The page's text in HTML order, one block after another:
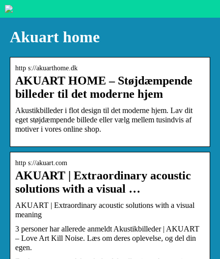
Akuart home
http s://akuarthome.dk
AKUART HOME – Støjdæmpende
billeder til det moderne hjem
Akustikbilleder i flot design til det moderne hjem. Lav dit
eget støjdæmpende billede eller vælg mellem tusindvis af
motiver i vores online shop.
http s://akuart.com
AKUART | Extraordinary acoustic
solutions with a visual …
AKUART | Extraordinary acoustic solutions with a visual
meaning
3 personer har allerede anmeldt Akustikbilleder | AKUART
– Love Art Kill Noise. Læs om deres oplevelse, og del din
egen.